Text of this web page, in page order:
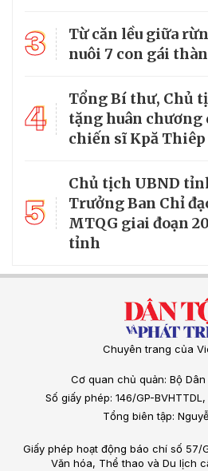
3
Từ căn lều giữa
nuôi 7 con gái
4
Tổng Bí thư, Chủ
tặng huân chương
chiến sĩ Kpă Thiêp
5
Chủ tịch UBND
Trưởng Ban Chỉ
MTQG giai đoạn
tỉnh
Chuyên trang của
Cơ quan chủ quản: Bộ
Số giấy phép: 146/GP-
Tổng biên tập:
Giấy phép hoạt động báo chí số 57/
Văn hóa, Thể thao và Du lịch